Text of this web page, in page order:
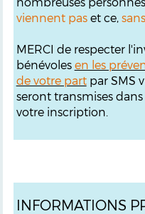
viennent paset ce,
MERCI de respecter
bénévoles en les
de votre partpar SMS
seront transmises
votre inscription.
INFORMATIONS